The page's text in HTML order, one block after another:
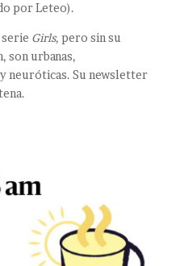
por Leteo).
Girls, pero sin su
son urbanas,
neuróticas. Su newsletter